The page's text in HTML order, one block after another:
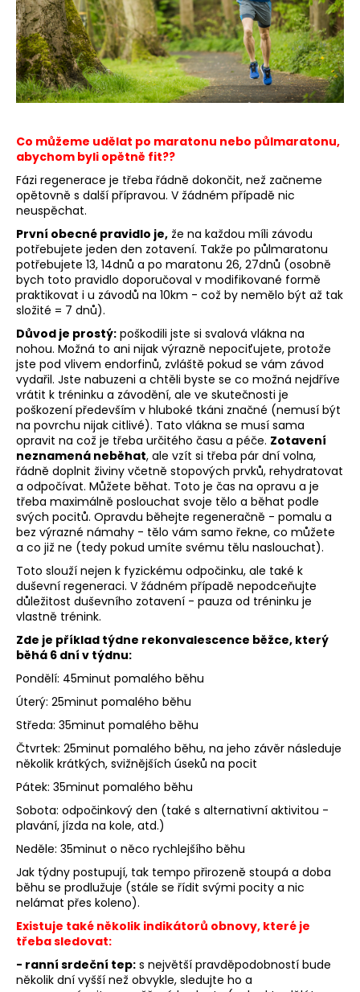
Co můžeme udělat po maratonu nebo půlmaratonu,
abychom byli opětně fit??
Fázi regenerace je třeba řádně dokončit, než začneme
opětovně s další přípravou. V žádném případě nic
neuspěchat.
První obecné pravidlo je, že na každou míli závodu
potřebujete jeden den zotavení. Takže po půlmaratonu
potřebujete 13, 14dnů a po maratonu 26, 27dnů (osobně
bych toto pravidlo doporučoval v modifikované formě
praktikovat i u závodů na 10km - což by nemělo být až tak
složité = 7 dnů).
Důvod je prostý: poškodili jste si svalová vlákna na
nohou. Možná to ani nijak výrazně nepociťujete, protože
jste pod vlivem endorfinů, zvláště pokud se vám závod
vydařil. Jste nabuzeni a chtěli byste se co možná nejdříve
vrátit k tréninku a závodění, ale ve skutečnosti je
poškození především v hluboké tkáni značné (nemusí být
na povrchu nijak citlivé). Tato vlákna se musí sama
opravit na což je třeba určitého času a péče. Zotavení
neznamená neběhat, ale vzít si třeba pár dní volna,
řádně doplnit živiny včetně stopových prvků, rehydratovat
a odpočívat. Můžete běhat. Toto je čas na opravu a je
třeba maximálně poslouchat svoje tělo a běhat podle
svých pocitů. Opravdu běhejte regeneračně - pomalu a
bez výrazné námahy - tělo vám samo řekne, co můžete
a co již ne (tedy pokud umíte svému tělu naslouchat).
Toto slouží nejen k fyzickému odpočinku, ale také k
duševní regeneraci. V žádném případě nepodceňujte
důležitost duševního zotavení - pauza od tréninku je
vlastně trénink.
Zde je příklad týdne rekonvalescence běžce, který
běhá 6 dní v týdnu:
Pondělí: 45minut pomalého běhu
Úterý: 25minut pomalého běhu
Středa: 35minut pomalého běhu
Čtvrtek: 25minut pomalého běhu, na jeho závěr následuje
několik krátkých, svižnějších úseků na pocit
Pátek: 35minut pomalého běhu
Sobota: odpočinkový den (také s alternativní aktivitou -
plavání, jízda na kole, atd.)
Neděle: 35minut o něco rychlejšího běhu
Jak týdny postupují, tak tempo přirozeně stoupá a doba
běhu se prodlužuje (stále se řídit svými pocity a nic
nelámat přes koleno).
Existuje také několik indikátorů obnovy, které je
třeba sledovat:
- ranní srdeční tep: s největší pravděpodobností bude
několik dní vyšší než obvykle, sledujte ho a
a
j
í
t
?
HLEDAT
D
o
p
o
r
u
č
u
j
e
m
e
BĚŽECKÁ
OBUV
JOMA
RASE
2611
1
999
Kč
Původně:
649
Kč